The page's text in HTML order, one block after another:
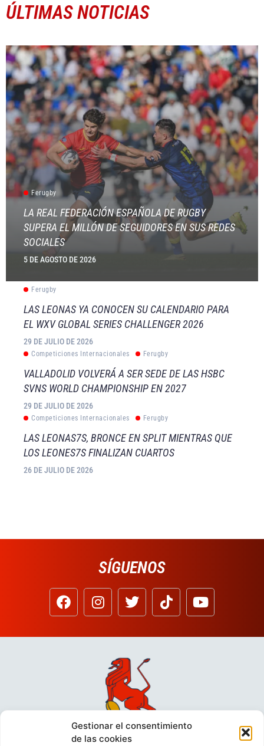
Gestionar el consentimiento
de las cookies
ÚLTIMAS NOTICIAS
Ferugby
LA REAL FEDERACIÓN ESPAÑOLA DE RUGBY
SUPERA EL MILLÓN DE SEGUIDORES EN SUS REDES
SOCIALES
5 DE AGOSTO DE 2026
Ferugby
LAS LEONAS YA CONOCEN SU CALENDARIO PARA
EL WXV GLOBAL SERIES CHALLENGER 2026
29 DE JULIO DE 2026
Competiciones Internacionales Ferugby
VALLADOLID VOLVERÁ A SER SEDE DE LAS HSBC
SVNS WORLD CHAMPIONSHIP EN 2027
29 DE JULIO DE 2026
Competiciones Internacionales Ferugby
LAS LEONAS7S, BRONCE EN SPLIT MIENTRAS QUE
LOS LEONES7S FINALIZAN CUARTOS
26 DE JULIO DE 2026
SÍGUENOS